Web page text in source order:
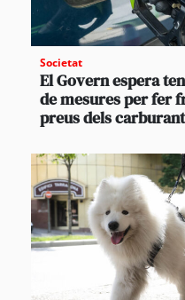
Societat
El Govern espera
de mesures per fer
preus dels